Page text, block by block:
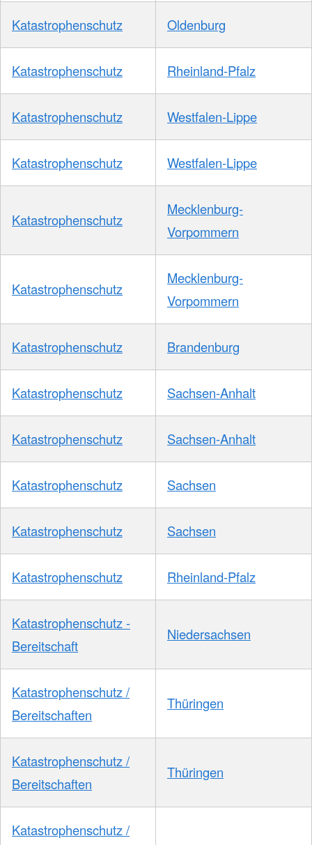
Katastrophenschutz Oldenburg
Katastrophenschutz Rheinland-Pfalz
Katastrophenschutz Westfalen-Lippe
Katastrophenschutz Westfalen-Lippe
Katastrophenschutz
Mecklenburg-
Vorpommern
Katastrophenschutz
Mecklenburg-
Vorpommern
Katastrophenschutz Brandenburg
Katastrophenschutz Sachsen-Anhalt
Katastrophenschutz Sachsen-Anhalt
Katastrophenschutz Sachsen
Katastrophenschutz Sachsen
Katastrophenschutz Rheinland-Pfalz
Katastrophenschutz -
Bereitschaft
Niedersachsen
Katastrophenschutz /
Bereitschaften
Thüringen
Katastrophenschutz /
Bereitschaften
Thüringen
Katastrophenschutz /